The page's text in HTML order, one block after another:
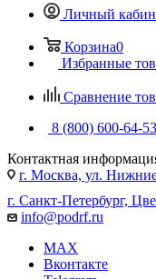
Личный
Корзина0
Избранные
Сравнение
8 (800) 600-64-53
Контактная
г. Москва, ул.
г. Санкт-Петербург,
info@podrf.ru
MAX
Вконтакте